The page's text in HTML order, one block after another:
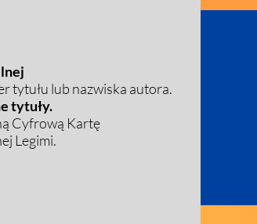
tytułu lub nazwiska autora.
tytuły.
Cyfrową Kartę
Legimi.